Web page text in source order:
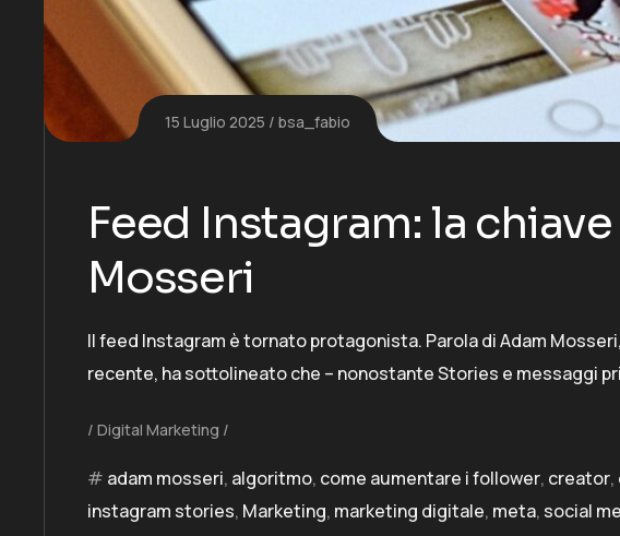
15 Luglio 2025 bsa_fabio
Feed Instagram: la
Mosseri
Il feed Instagram è tornato protagonista. Parola di Adam
recente, ha sottolineato che – nonostante Stories e messaggi
Digital Marketing
adam mosseri, algoritmo, come aumentare i follower, creator,
instagram stories, Marketing, marketing digitale, meta, social